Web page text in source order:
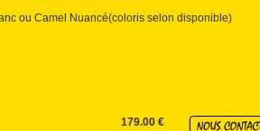
ou Camel Nuancé(coloris selon disponible)
179.00 €